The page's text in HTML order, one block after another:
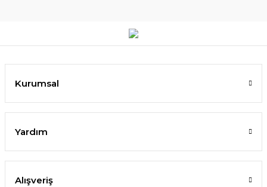
Kurumsal
Yardım
Alışveriş